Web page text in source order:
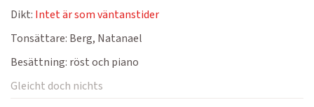
Dikt: Intet är som väntanstider
Tonsättare: Berg, Natanael
Besättning: röst och piano
Gleicht doch nichts